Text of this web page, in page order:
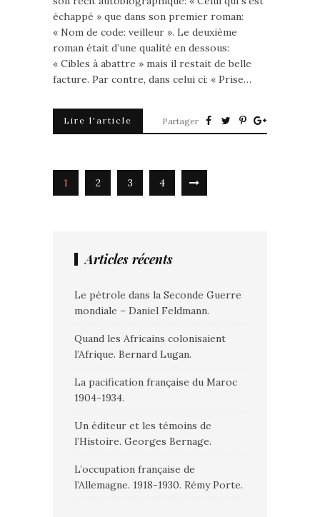
échappé » que dans son premier roman:
« Nom de code: veilleur ». Le deuxième
roman était d’une qualité en dessous:
« Cibles à abattre » mais il restait de belle
facture. Par contre, dans celui ci: « Prise…
Lire l'article Partager
1 2 3 4
Articles récents
Le pétrole dans la Seconde Guerre
mondiale – Daniel Feldmann.
Quand les Africains colonisaient
l’Afrique. Bernard Lugan.
La pacification française du Maroc
1904-1934.
Un éditeur et les témoins de
l’Histoire. Georges Bernage.
L’occupation française de
l’Allemagne. 1918-1930. Rémy Porte.